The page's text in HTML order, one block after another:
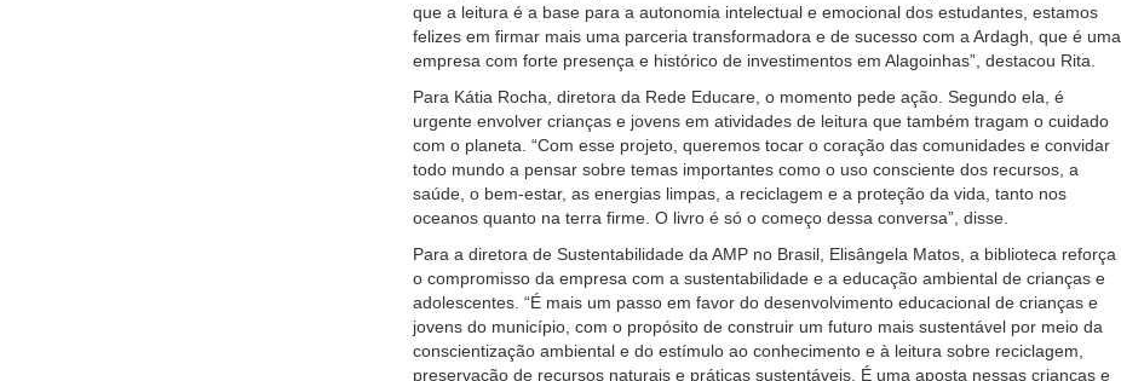
que a leitura é a base para a autonomia intelectual e emocional dos estudantes, estamos
felizes em firmar mais uma parceria transformadora e de sucesso com a Ardagh, que é uma
empresa com forte presença e histórico de investimentos em Alagoinhas”, destacou Rita.
Para Kátia Rocha, diretora da Rede Educare, o momento pede ação. Segundo ela, é
urgente envolver crianças e jovens em atividades de leitura que também tragam o cuidado
com o planeta. “Com esse projeto, queremos tocar o coração das comunidades e convidar
todo mundo a pensar sobre temas importantes como o uso consciente dos recursos, a
saúde, o bem-estar, as energias limpas, a reciclagem e a proteção da vida, tanto nos
oceanos quanto na terra firme. O livro é só o começo dessa conversa”, disse.
Para a diretora de Sustentabilidade da AMP no Brasil, Elisângela Matos, a biblioteca reforça
o compromisso da empresa com a sustentabilidade e a educação ambiental de crianças e
adolescentes. “É mais um passo em favor do desenvolvimento educacional de crianças e
jovens do município, com o propósito de construir um futuro mais sustentável por meio da
conscientização ambiental e do estímulo ao conhecimento e à leitura sobre reciclagem,
preservação de recursos naturais e práticas sustentáveis. É uma aposta nessas crianças e